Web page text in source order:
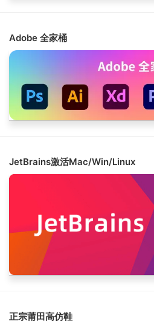
Adobe 全家桶
JetBrains激活Mac/Win/Linux
正宗莆田高仿鞋